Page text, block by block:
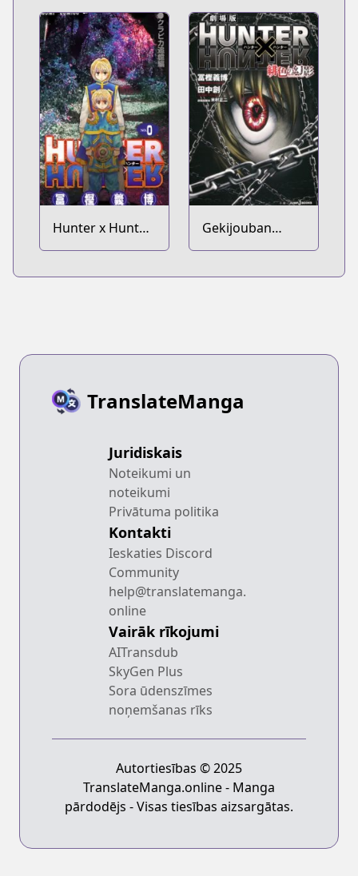
Hunter x Hunter:
Kurapika
Gekijouban
Hunter x Hunter:
TranslateManga
Juridiskais
Noteikumi un
noteikumi
Privātuma politika
Kontakti
Ieskaties Discord
Community
help@translatemanga.
online
Vairāk rīkojumi
AITransdub
SkyGen Plus
Sora ūdenszīmes
noņemšanas rīks
Autortiesības © 2025
TranslateManga.online - Manga
pārdodējs - Visas tiesības aizsargātas.